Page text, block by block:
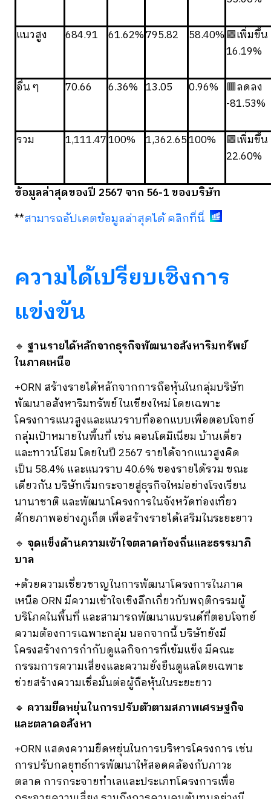
แนวสูง 684.91 61.62%795.82 58.40%🟩เพิ่มขึ้น
16.19%
อื่น ๆ 70.66 6.36% 13.05 0.96% 🟥ลดลง
-81.53%
รวม 1,111.47100% 1,362.65100%
🟩เพิ่มขึ้น
22.60%
ข้อมูลล่าสุดของปี 2567 จาก 56-1 ของบริษัท
**สามารถอัปเดตข้อมูลล่าสุดได้ คลิกที่นี่
ความได้เปรียบเชิงการ
แข่งขัน
🔹 ฐานรายได้หลักจากธุรกิจพัฒนาอสังหาริมทรัพย์
ในภาคเหนือ
+ORN สร้างรายได้หลักจากการถือหุ้นในกลุ่มบริษัท
พัฒนาอสังหาริมทรัพย์ในเชียงใหม่ โดยเฉพาะ
โครงการแนวสูงและแนวราบที่ออกแบบเพื่อตอบโจทย์
กลุ่มเป้าหมายในพื้นที่ เช่น คอนโดมิเนียม บ้านเดี่ยว
และทาวน์โฮม โดยในปี 2567 รายได้จากแนวสูงคิด
เป็น 58.4% และแนวราบ 40.6% ของรายได้รวม ขณะ
เดียวกัน บริษัทเริ่มกระจายสู่ธุรกิจใหม่อย่างโรงเรียน
นานาชาติ และพัฒนาโครงการในจังหวัดท่องเที่ยว
ศักยภาพอย่างภูเก็ต เพื่อสร้างรายได้เสริมในระยะยาว
🔹 จุดแข็งด้านความเข้าใจตลาดท้องถิ่นและธรรมาภิ
บาล
+ด้วยความเชี่ยวชาญในการพัฒนาโครงการในภาค
เหนือ ORN มีความเข้าใจเชิงลึกเกี่ยวกับพฤติกรรมผู้
บริโภคในพื้นที่ และสามารถพัฒนาแบรนด์ที่ตอบโจทย์
ความต้องการเฉพาะกลุ่ม นอกจากนี้ บริษัทยังมี
โครงสร้างการกำกับดูแลกิจการที่เข้มแข็ง มีคณะ
กรรมการความเสี่ยงและความยั่งยืนดูแลโดยเฉพาะ
ช่วยสร้างความเชื่อมั่นต่อผู้ถือหุ้นในระยะยาว
🔹 ความยืดหยุ่นในการปรับตัวตามสภาพเศรษฐกิจ
และตลาดอสังหา
+ORN แสดงความยืดหยุ่นในการบริหารโครงการ เช่น
การปรับกลยุทธ์การพัฒนาให้สอดคล้องกับภาวะ
ตลาด การกระจายทำเลและประเภทโครงการเพื่อ